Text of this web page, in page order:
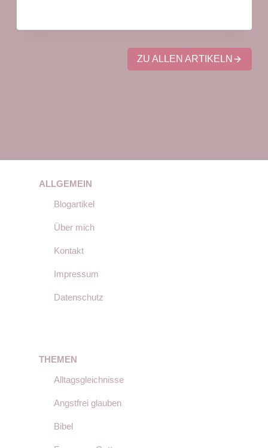
ZU ALLEN ARTIKELN
ALLGEMEIN
Blogartikel
Über mich
Kontakt
Impressum
Datenschutz
THEMEN
Alltagsgleichnisse
Angstfrei glauben
Bibel